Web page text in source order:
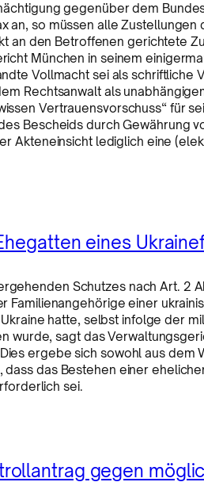
gegenüber dem
an, so müssen alle
an den Betroffenen gerichtete
München in seinem
Vollmacht sei als schriftliche
Rechtsanwalt als
Vertrauensvorschuss“ für
Bescheids durch Gewährung
Akteneinsicht lediglich eine
eines
Schutzes nach Art. 2
Familienangehörige einer
hatte, selbst infolge der
wurde, sagt das
ergebe sich sowohl aus dem
das Bestehen einer
sei.
gegen